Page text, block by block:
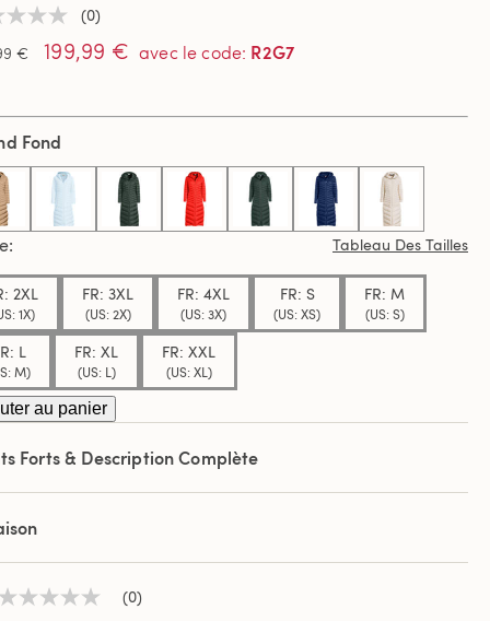
(0)
€
199,99 € avec le code: R2G7
Fond
selected
Tableau Des Tailles
2XL
1X)
FR: 3XL
(US: 2X)
FR: 4XL
(US: 3X)
FR: S
(US: XS)
FR: M
(US: S)
L
M)
FR: XL
(US: L)
FR: XXL
(US: XL)
au panier
Forts & Description Complète
Aucune (0)